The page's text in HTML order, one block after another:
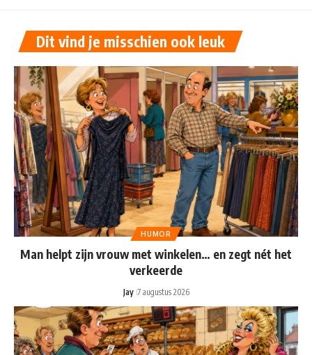
Dit vind je misschien ook leuk
HUMOR
Man helpt zijn vrouw met winkelen… en zegt nét het
verkeerde
Jay 7 augustus 2026